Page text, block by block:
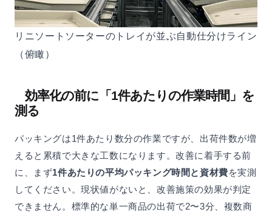
リニソートソーターのトレイが並ぶ自動仕分けライン
（俯瞰）
効率化の前に「1件あたりの作業時間」を
測る
パッキングは1件あたり数分の作業ですが、出荷件数が増
えると累積で大きな工数になります。改善に着手する前
に、まず1件あたりの平均パッキング時間と資材費を実測
してください。現状値がないと、改善施策の効果が判定
できません。標準的な単一商品の出荷で2〜3分、複数商